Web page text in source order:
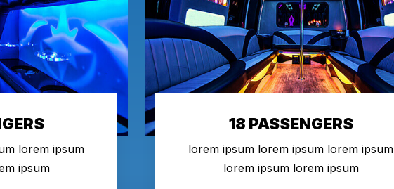
lorem ipsum
ipsum
18 PASSENGERS
lorem ipsum lorem ipsum lorem ipsum
lorem ipsum lorem ipsum